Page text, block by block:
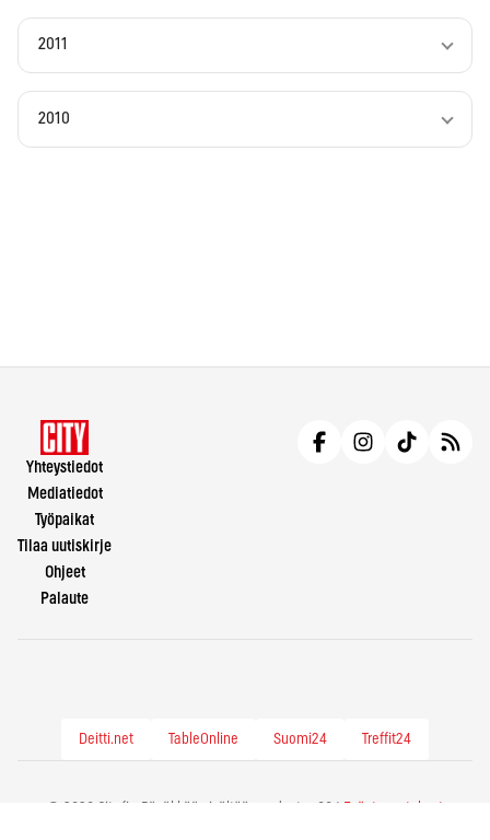
2011
2010
Yhteystiedot
Mediatiedot
Työpaikat
Tilaa uutiskirje
Ohjeet
Palaute
Deitti.net TableOnline Suomi24 Treffit24